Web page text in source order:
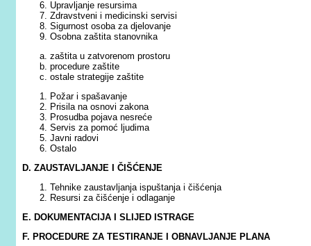
Upravljanje resursima
Zdravstveni i medicinski servisi
Sigurnost osoba za djelovanje
Osobna zaštita stanovnika
zaštita u zatvorenom prostoru
procedure zaštite
ostale strategije zaštite
Požar i spašavanje
Prisila na osnovi zakona
Prosudba pojava nesreće
Servis za pomoć ljudima
Javni radovi
Ostalo
D. ZAUSTAVLJANJE I ČIŠĆENJE
Tehnike zaustavljanja ispuštanja i čišćenja
Resursi za čišćenje i odlaganje
E. DOKUMENTACIJA I SLIJED ISTRAGE
F. PROCEDURE ZA TESTIRANJE I OBNAVLJANJE PLANA